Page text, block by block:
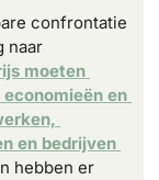
confrontatie
naar
moeten
en
en bedrijven
hebben er